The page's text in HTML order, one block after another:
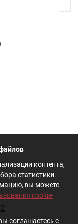
контента,
статистики.
вы можете
cookie-
соглашаетесь с